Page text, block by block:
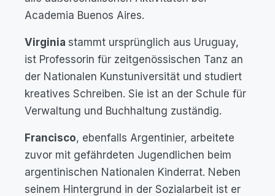
Academia Buenos Aires.
Virginia stammt ursprünglich aus Uruguay,
ist Professorin für zeitgenössischen Tanz an
der Nationalen Kunstuniversität und studiert
kreatives Schreiben. Sie ist an der Schule für
Verwaltung und Buchhaltung zuständig.
Francisco, ebenfalls Argentinier, arbeitete
zuvor mit gefährdeten Jugendlichen beim
argentinischen Nationalen Kinderrat. Neben
seinem Hintergrund in der Sozialarbeit ist er